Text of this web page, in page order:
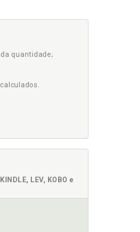
quantidade;
LEV, KOBO e